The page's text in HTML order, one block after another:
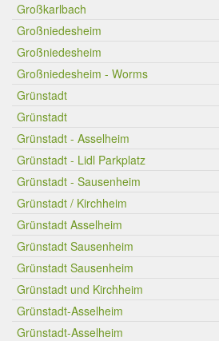
Großkarlbach
Großniedesheim
Großniedesheim
Großniedesheim - Worms
Grünstadt
Grünstadt
Grünstadt - Asselheim
Grünstadt - Lidl Parkplatz
Grünstadt - Sausenheim
Grünstadt / Kirchheim
Grünstadt Asselheim
Grünstadt Sausenheim
Grünstadt Sausenheim
Grünstadt und Kirchheim
Grünstadt-Asselheim
Grünstadt-Asselheim